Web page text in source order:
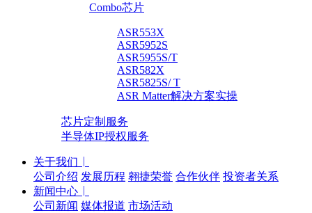
Combo芯片
ASR553X
ASR5952S
ASR5955S/T
ASR582X
ASR5825S/ T
ASR Matter解决方案实操
芯片定制服务
半导体IP授权服务
关于我们
公司介绍 发展历程 翱捷荣誉 合作伙伴 投资者关系
新闻中心
公司新闻 媒体报道 市场活动